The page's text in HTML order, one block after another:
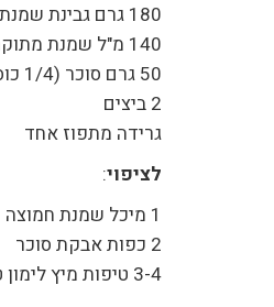
180 גרם גבינת שמנת 30%
140 מ"ל שמנת מתוקה (1/2 מיכל+כף)
50 גרם סוכר (1/4 כוס)
2 ביצים
גרידה מתפוז אחד
לציפוי:
1 מיכל שמנת חמוצה
2 כפות אבקת סוכר
3-4 טיפות מיץ לימון טרי